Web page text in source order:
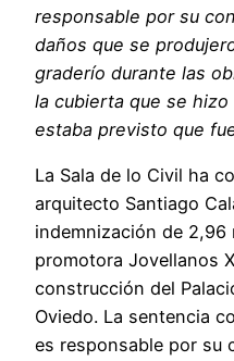
responsable por su
daños que se
graderío durante las
la cubierta que se
estaba previsto que
La Sala de lo Civil ha
arquitecto Santiago
indemnización de 2,96
promotora Jovellanos
construcción del
Oviedo. La sentencia
es responsable por su